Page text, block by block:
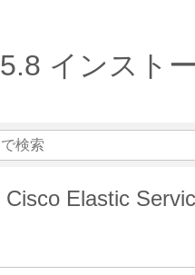
インスト
Elastic